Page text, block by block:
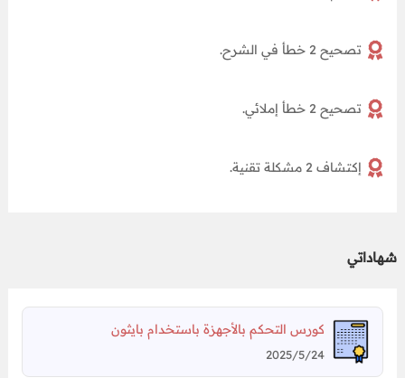
تصحيح 2 خطأ في الشرح.
تصحيح 2 خطأ إملائي.
إكتشاف 2 مشكلة تقنية.
شهاداتي
كورس التحكم بالأجهزة باستخدام بايثون
2025/5/24